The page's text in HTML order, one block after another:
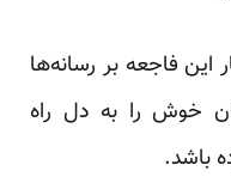
این فاجعه بر رسانه‌ها
خوش را به دل راه
باشد.